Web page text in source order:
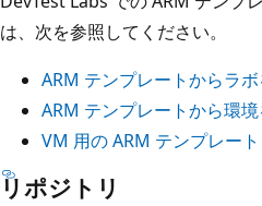
は、次を参照してください。
ARM テンプレートからラ
ARM テンプレートから環
VM 用の ARM テンプレー
リポジトリ